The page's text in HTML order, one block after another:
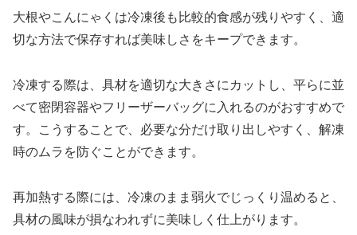
大根やこんにゃくは冷凍後も比較的食感が残りやすく、適
切な方法で保存すれば美味しさをキープできます。
冷凍する際は、具材を適切な大きさにカットし、平らに並
べて密閉容器やフリーザーバッグに入れるのがおすすめで
す。こうすることで、必要な分だけ取り出しやすく、解凍
時のムラを防ぐことができます。
再加熱する際には、冷凍のまま弱火でじっくり温めると、
具材の風味が損なわれずに美味しく仕上がります。